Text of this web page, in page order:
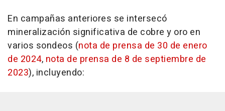
En campañas anteriores se intersecó
mineralización significativa de cobre y oro en
varios sondeos (nota de prensa de 30 de enero
de 2024, nota de prensa de 8 de septiembre de
2023), incluyendo: